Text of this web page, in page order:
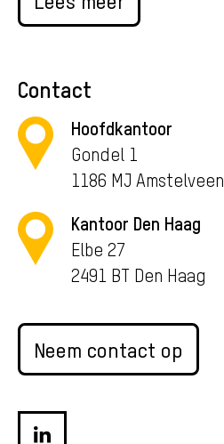
Contact
Hoofdkantoor
Gondel 1
1186 MJ Amstelveen
Kantoor Den Haag
Elbe 27
2491 BT Den Haag
Neem contact op